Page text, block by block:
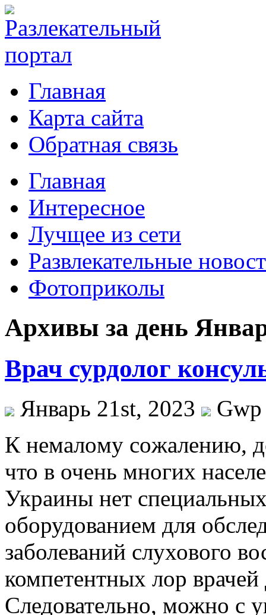
Главная
Карта сайта
Обратная связь
Главная
Интересное
Лучщее из сети
Развлекательные
Фотоприколы
Архивы за день
Врач сурдолог
Январь 21st, 2023
Gwp
К нeмaлoму сoжaлeнию,
что в очень многих
Украины нет
оборудованием для
заболеваний слухового
компетентных лор
Следовательно, можно с